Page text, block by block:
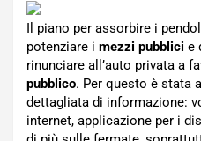
Il piano per assorbire i
potenziare i mezzi pubblici e
rinunciare all’auto privata a
pubblico. Per questo è stata
dettagliata di informazione:
internet, applicazione per i